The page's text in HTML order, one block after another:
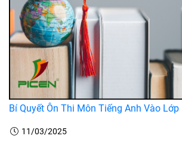
Bí Quyết Ôn Thi Môn Tiếng Anh Vào Lớp
11/03/2025